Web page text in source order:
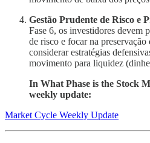
Gestão Prudente de Risco e
Fase 6, os investidores devem
de risco e focar na
considerar estratégias
movimento para liquidez
In What Phase is the Stock
weekly update:
Market Cycle Weekly Update